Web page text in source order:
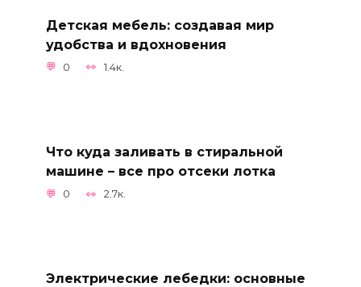
Детская мебель: создавая мир
удобства и вдохновения
0 1.4к.
Что куда заливать в стиральной
машине – все про отсеки лотка
0 2.7к.
Электрические лебедки: основные